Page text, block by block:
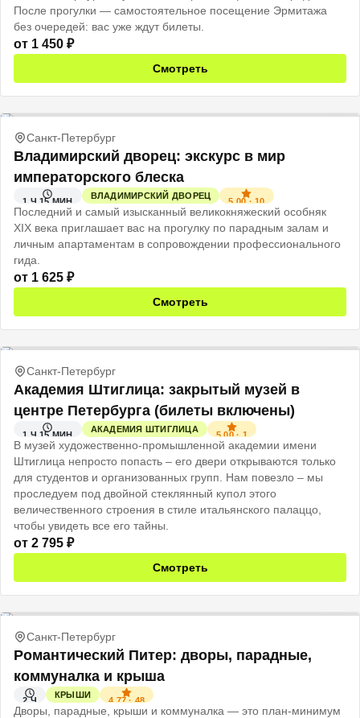
После прогулки — самостоятельное посещение Эрмитажа
без очередей: вас уже ждут билеты.
от 1 450 ₽
Смотреть
Санкт-Петербург
Владимирский дворец: экскурс в мир
императорского блеска
1 Ч 15 МИН
ВЛАДИМИРСКИЙ ДВОРЕЦ
5.00· 10
Последний и самый изысканный великокняжеский особняк
XIX века приглашает вас на прогулку по парадным залам и
личным апартаментам в сопровождении профессионального
гида.
от 1 625 ₽
Смотреть
Санкт-Петербург
Академия Штиглица: закрытый музей в
центре Петербурга (билеты включены)
1 Ч 15 МИН
АКАДЕМИЯ ШТИГЛИЦА
5.00· 1
В музей художественно-промышленной академии имени
Штиглица непросто попасть – его двери открываются только
для студентов и организованных групп. Нам повезло – мы
проследуем под двойной стеклянный купол этого
величественного строения в стиле итальянского палаццо,
чтобы увидеть все его тайны.
от 2 795 ₽
Смотреть
Санкт-Петербург
Романтический Питер: дворы, парадные,
коммуналка и крыша
2 Ч
КРЫШИ
4.77· 48
Дворы, парадные, крыши и коммуналка — это план-минимум